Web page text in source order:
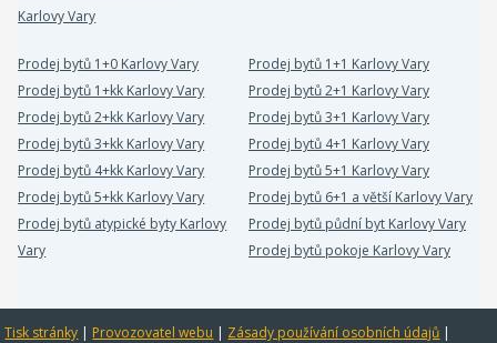
Karlovy Vary
Prodej bytů 1+0 Karlovy Vary
Prodej bytů 1+1 Karlovy Vary
Prodej bytů 1+kk Karlovy Vary
Prodej bytů 2+1 Karlovy Vary
Prodej bytů 2+kk Karlovy Vary
Prodej bytů 3+1 Karlovy Vary
Prodej bytů 3+kk Karlovy Vary
Prodej bytů 4+1 Karlovy Vary
Prodej bytů 4+kk Karlovy Vary
Prodej bytů 5+1 Karlovy Vary
Prodej bytů 5+kk Karlovy Vary
Prodej bytů 6+1 a větší Karlovy Vary
Prodej bytů atypické byty Karlovy
Vary
Prodej bytů půdní byt Karlovy Vary
Prodej bytů pokoje Karlovy Vary
Tisk stránky | Provozovatel webu | Zásady používání osobních údajů |